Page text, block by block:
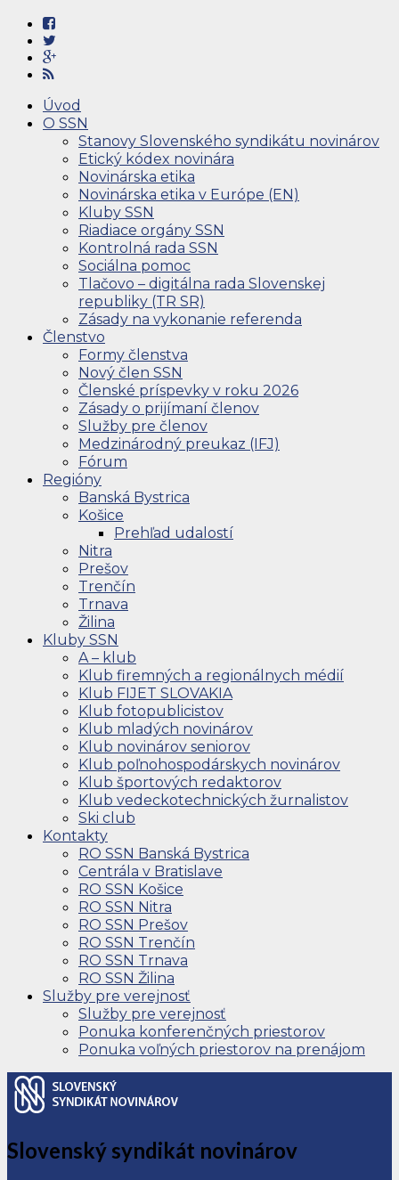
Úvod
O SSN
Stanovy Slovenského syndikátu novinárov
Etický kódex novinára
Novinárska etika
Novinárska etika v Európe (EN)
Kluby SSN
Riadiace orgány SSN
Kontrolná rada SSN
Sociálna pomoc
Tlačovo – digitálna rada Slovenskej
republiky (TR SR)
Zásady na vykonanie referenda
Členstvo
Formy členstva
Nový člen SSN
Členské príspevky v roku 2026
Zásady o prijímaní členov
Služby pre členov
Medzinárodný preukaz (IFJ)
Fórum
Regióny
Banská Bystrica
Košice
Prehľad udalostí
Nitra
Prešov
Trenčín
Trnava
Žilina
Kluby SSN
A – klub
Klub firemných a regionálnych médií
Klub FIJET SLOVAKIA
Klub fotopublicistov
Klub mladých novinárov
Klub novinárov seniorov
Klub poľnohospodárskych novinárov
Klub športových redaktorov
Klub vedeckotechnických žurnalistov
Ski club
Kontakty
RO SSN Banská Bystrica
Centrála v Bratislave
RO SSN Košice
RO SSN Nitra
RO SSN Prešov
RO SSN Trenčín
RO SSN Trnava
RO SSN Žilina
Služby pre verejnosť
Služby pre verejnosť
Ponuka konferenčných priestorov
Ponuka voľných priestorov na prenájom
Slovenský syndikát novinárov